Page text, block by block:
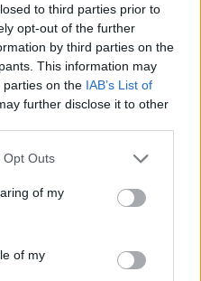
to third parties prior to
opt-out of the further
by third parties on the
This information may
parties on the IAB’s List of
further disclose it to other
Opt Outs
of my
of my
aujourd'hui !